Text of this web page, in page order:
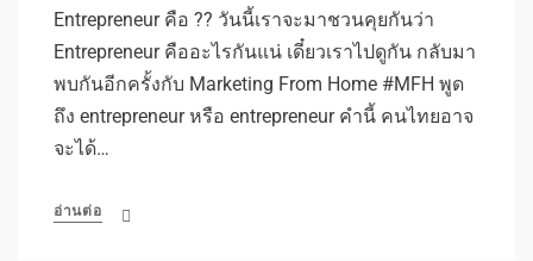
Entrepreneur คือ ?? วันนี้เราจะมาชวนคุยกันว่า
Entrepreneur คืออะไรกันแน่ เดี๋ยวเราไปดูกัน กลับมา
พบกันอีกครั้งกับ Marketing From Home #MFH พูด
ถึง entrepreneur หรือ entrepreneur คำนี้ คนไทยอาจ
จะได้…
อ่านต่อ